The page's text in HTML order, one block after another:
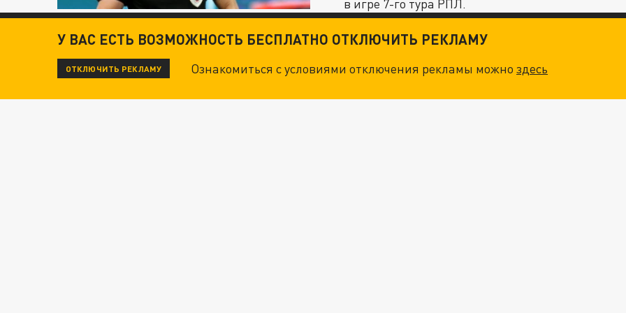
в игре 7-го тура РПЛ.
У ВАС ЕСТЬ ВОЗМОЖНОСТЬ БЕСПЛАТНО ОТКЛЮЧИТЬ РЕКЛАМУ
ОТКЛЮЧИТЬ РЕКЛАМУ Ознакомиться с условиями отключения рекламы можноздесь